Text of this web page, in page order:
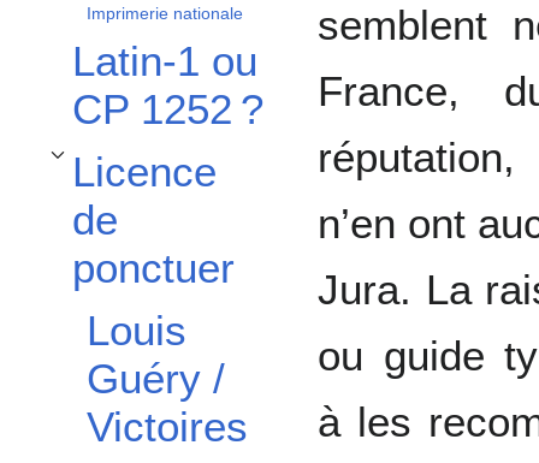
Imprimerie nationale
Latin-1 ou
CP 1252 ?
Licence
de
ponctuer
Afficher / masquer la sous-section Licence de ponctuer
Louis
Guéry /
Victoires
semblent
France,
n’en ont
Jura. La
ou guide
à les